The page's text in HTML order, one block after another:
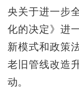
央关于进一步
化的决定》进
新模式和政策
老旧管线改造
动。